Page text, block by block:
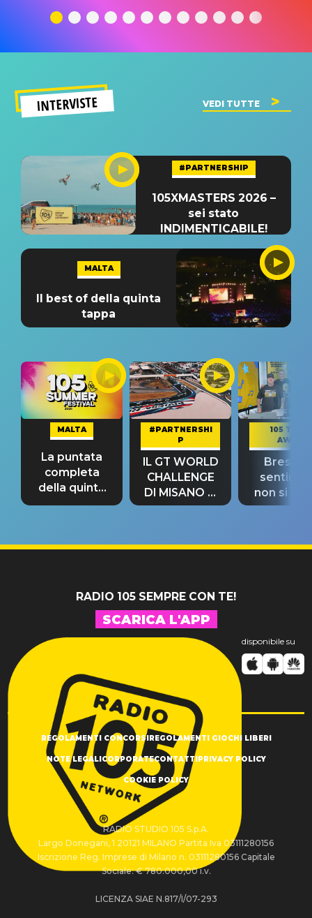
significato
del singolo
INTERVISTE VEDI TUTTE
#PARTNERSHIP
105XMASTERS 2026 –
sei stato
INDIMENTICABILE!
MALTA
Il best of della quinta
tappa
MALTA
La puntata
completa
della quinta
tappa
#PARTNERSHI
P
IL GT WORLD
CHALLENGE
DI MISANO si
riconferma
105 TAKE
AWAY
Bresh:
non si
fino alla
RADIO 105 SEMPRE CON TE!
SCARICA L'APP
disponibile su
REGOLAMENTI CONCORSIREGOLAMENTI GIOCHI LIBERI
NOTE LEGALICORPORATECONTATTIPRIVACY POLICY
COOKIE POLICY
RADIO STUDIO 105 S.p.A.
Largo Donegani, 1 20121 MILANO Partita Iva 03111280156
Iscrizione Reg. Imprese di Milano n. 03111280156 Capitale
Sociale: € 780.000,00 i.v.
LICENZA SIAE N.817/I/07-293